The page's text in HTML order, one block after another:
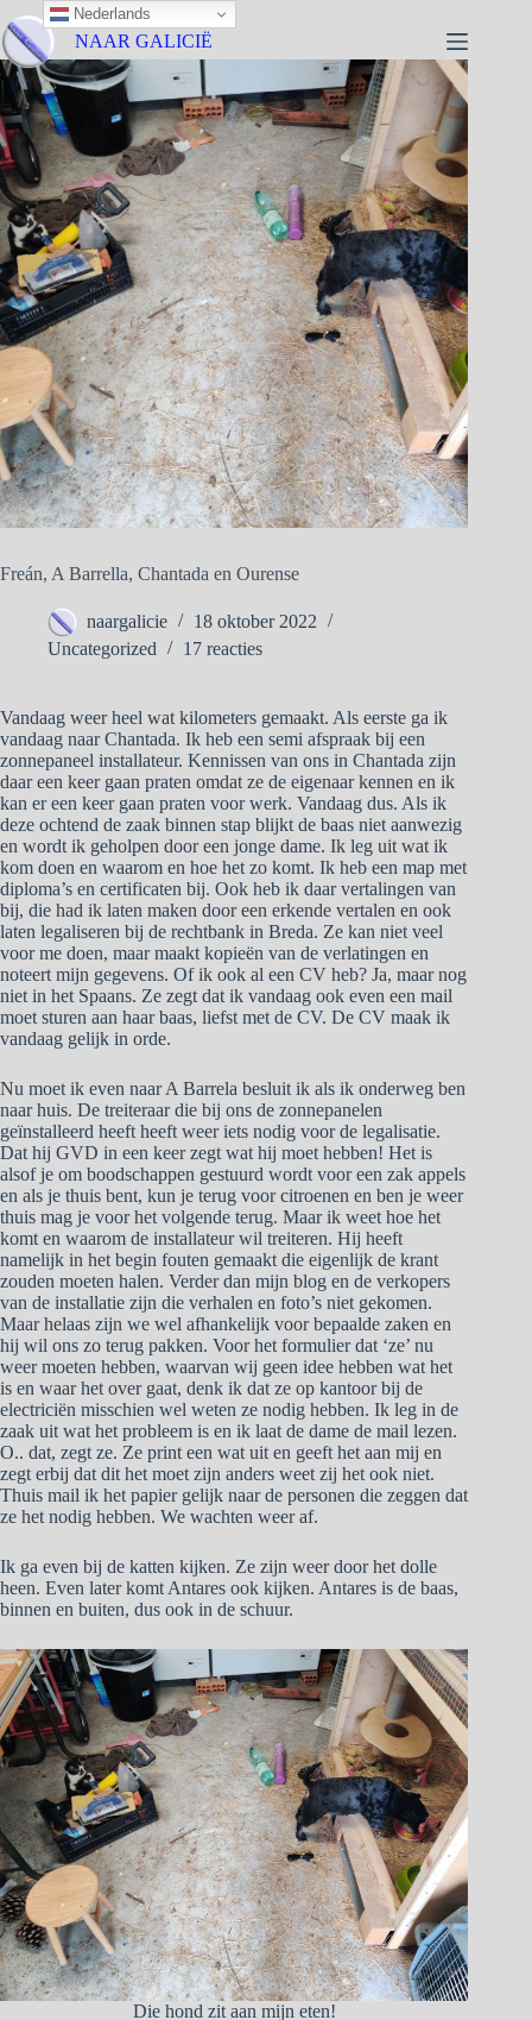
NAAR GALICIË
Freán, A Barrella, Chantada en Ourense
naargalicie
18 oktober 2022
Uncategorized
17 reacties
Vandaag weer heel wat kilometers gemaakt. Als eerste ga ik
vandaag naar Chantada. Ik heb een semi afspraak bij een
zonnepaneel installateur. Kennissen van ons in Chantada zijn
daar een keer gaan praten omdat ze de eigenaar kennen en ik
kan er een keer gaan praten voor werk. Vandaag dus. Als ik
deze ochtend de zaak binnen stap blijkt de baas niet aanwezig
en wordt ik geholpen door een jonge dame. Ik leg uit wat ik
kom doen en waarom en hoe het zo komt. Ik heb een map met
diploma’s en certificaten bij. Ook heb ik daar vertalingen van
bij, die had ik laten maken door een erkende vertalen en ook
laten legaliseren bij de rechtbank in Breda. Ze kan niet veel
voor me doen, maar maakt kopieën van de verlatingen en
noteert mijn gegevens. Of ik ook al een CV heb? Ja, maar nog
niet in het Spaans. Ze zegt dat ik vandaag ook even een mail
moet sturen aan haar baas, liefst met de CV. De CV maak ik
vandaag gelijk in orde.
Nu moet ik even naar A Barrela besluit ik als ik onderweg ben
naar huis. De treiteraar die bij ons de zonnepanelen
geïnstalleerd heeft heeft weer iets nodig voor de legalisatie.
Dat hij GVD in een keer zegt wat hij moet hebben! Het is
alsof je om boodschappen gestuurd wordt voor een zak appels
en als je thuis bent, kun je terug voor citroenen en ben je weer
thuis mag je voor het volgende terug. Maar ik weet hoe het
komt en waarom de installateur wil treiteren. Hij heeft
namelijk in het begin fouten gemaakt die eigenlijk de krant
zouden moeten halen. Verder dan mijn blog en de verkopers
van de installatie zijn die verhalen en foto’s niet gekomen.
Maar helaas zijn we wel afhankelijk voor bepaalde zaken en
hij wil ons zo terug pakken. Voor het formulier dat ‘ze’ nu
weer moeten hebben, waarvan wij geen idee hebben wat het
is en waar het over gaat, denk ik dat ze op kantoor bij de
electriciën misschien wel weten ze nodig hebben. Ik leg in de
zaak uit wat het probleem is en ik laat de dame de mail lezen.
O.. dat, zegt ze. Ze print een wat uit en geeft het aan mij en
zegt erbij dat dit het moet zijn anders weet zij het ook niet.
Thuis mail ik het papier gelijk naar de personen die zeggen dat
ze het nodig hebben. We wachten weer af.
Ik ga even bij de katten kijken. Ze zijn weer door het dolle
heen. Even later komt Antares ook kijken. Antares is de baas,
binnen en buiten, dus ook in de schuur.
Die hond zit aan mijn eten!
Nederlands